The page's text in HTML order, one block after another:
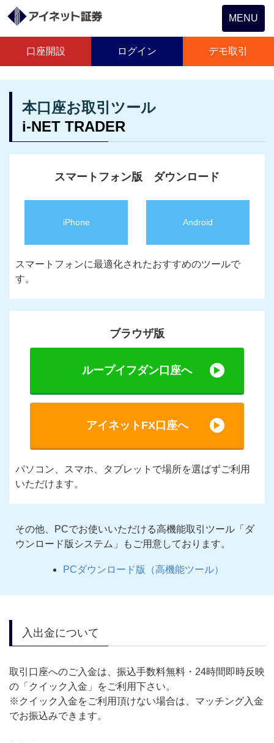
Toggle
navigation
MENU
口座開設 ログイン デモ取引
本口座お取引ツール
i-NET TRADER
スマートフォン版 ダウンロード
iPhone Android
スマートフォンに最適化されたおすすめのツールで
す。
ブラウザ版
ループイフダン口座へ
アイネットFX口座へ
パソコン、スマホ、タブレットで場所を選ばずご利用
いただけます。
その他、PCでお使いいただける高機能取引ツール「ダ
ウンロード版システム」
もご用意しております。
PCダウンロード版（高機能ツール）
入出金について
取引口座へのご入金は、振込手数料無料・24時間即時反映
の「クイック入金」をご利用下さい。
※クイック入金をご利用頂けない場合は、マッチング入金
でお振込みできます。